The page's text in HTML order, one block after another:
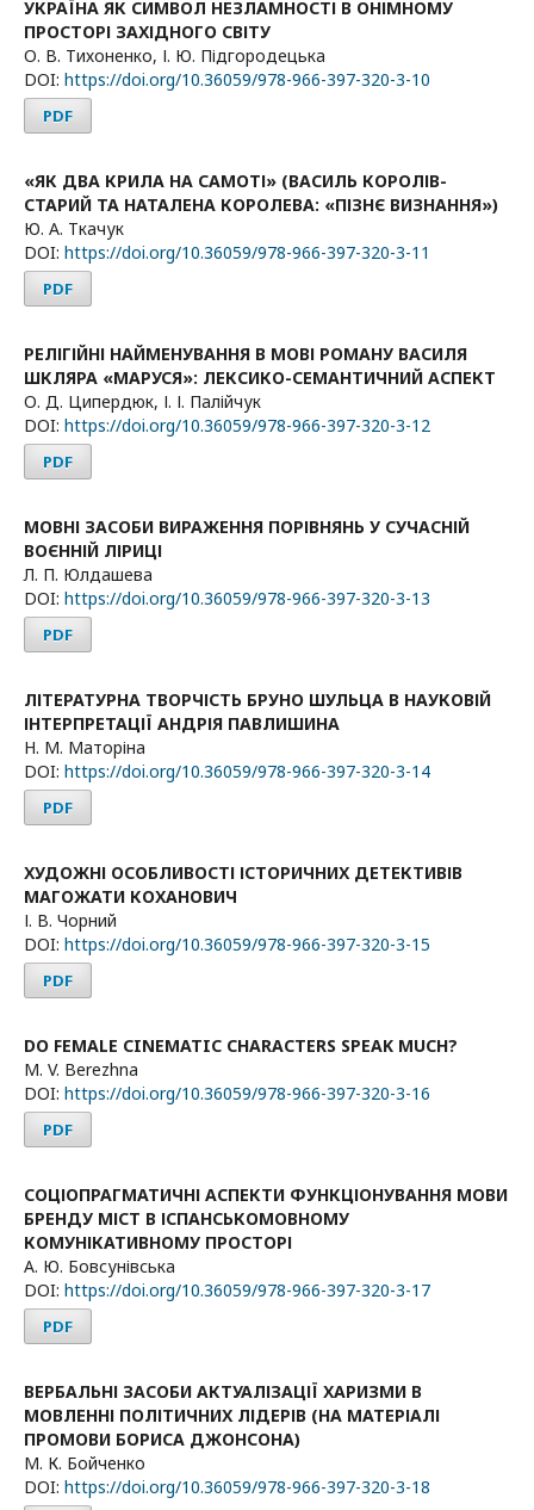
УКРАЇНА ЯК СИМВОЛ НЕЗЛАМНОСТІ В ОНІМНОМУ
ПРОСТОРІ ЗАХІДНОГО СВІТУ
О. В. Тихоненко, І. Ю. Підгородецька
DOI: https://doi.org/10.36059/978-966-397-320-3-10
PDF
«ЯК ДВА КРИЛА НА САМОТІ» (ВАСИЛЬ КОРОЛІВ-
СТАРИЙ ТА НАТАЛЕНА КОРОЛЕВА: «ПІЗНЄ ВИЗНАННЯ»)
Ю. А. Ткачук
DOI: https://doi.org/10.36059/978-966-397-320-3-11
PDF
РЕЛІГІЙНІ НАЙМЕНУВАННЯ В МОВІ РОМАНУ ВАСИЛЯ
ШКЛЯРА «МАРУСЯ»: ЛЕКСИКО-СЕМАНТИЧНИЙ АСПЕКТ
О. Д. Ципердюк, І. І. Палійчук
DOI: https://doi.org/10.36059/978-966-397-320-3-12
PDF
МОВНІ ЗАСОБИ ВИРАЖЕННЯ ПОРІВНЯНЬ У СУЧАСНІЙ
ВОЄННІЙ ЛІРИЦІ
Л. П. Юлдашева
DOI: https://doi.org/10.36059/978-966-397-320-3-13
PDF
ЛІТЕРАТУРНА ТВОРЧІСТЬ БРУНО ШУЛЬЦА В НАУКОВІЙ
ІНТЕРПРЕТАЦІЇ АНДРІЯ ПАВЛИШИНА
Н. М. Маторіна
DOI: https://doi.org/10.36059/978-966-397-320-3-14
PDF
ХУДОЖНІ ОСОБЛИВОСТІ ІСТОРИЧНИХ ДЕТЕКТИВІВ
МАГОЖАТИ КОХАНОВИЧ
І. В. Чорний
DOI: https://doi.org/10.36059/978-966-397-320-3-15
PDF
DO FEMALE CINEMATIC CHARACTERS SPEAK MUCH?
M. V. Berezhna
DOI: https://doi.org/10.36059/978-966-397-320-3-16
PDF
СОЦІОПРАГМАТИЧНІ АСПЕКТИ ФУНКЦІОНУВАННЯ МОВИ
БРЕНДУ МІСТ В ІСПАНСЬКОМОВНОМУ
КОМУНІКАТИВНОМУ ПРОСТОРІ
А. Ю. Бовсунівська
DOI: https://doi.org/10.36059/978-966-397-320-3-17
PDF
ВЕРБАЛЬНІ ЗАСОБИ АКТУАЛІЗАЦІЇ ХАРИЗМИ В
МОВЛЕННІ ПОЛІТИЧНИХ ЛІДЕРІВ (НА МАТЕРІАЛІ
ПРОМОВИ БОРИСА ДЖОНСОНА)
М. К. Бойченко
DOI: https://doi.org/10.36059/978-966-397-320-3-18